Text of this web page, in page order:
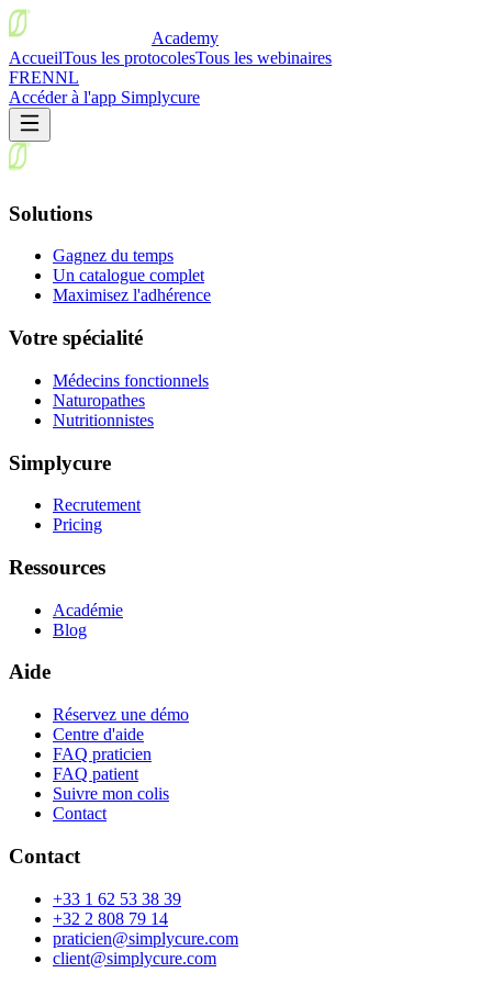
Academy
AccueilTous les protocolesTous les webinaires
FRENNL
Accéder à l'app Simplycure
Solutions
Gagnez du temps
Un catalogue complet
Maximisez l'adhérence
Votre spécialité
Médecins fonctionnels
Naturopathes
Nutritionnistes
Simplycure
Recrutement
Pricing
Ressources
Académie
Blog
Aide
Réservez une démo
Centre d'aide
FAQ praticien
FAQ patient
Suivre mon colis
Contact
Contact
+33 1 62 53 38 39
+32 2 808 79 14
praticien@simplycure.com
client@simplycure.com